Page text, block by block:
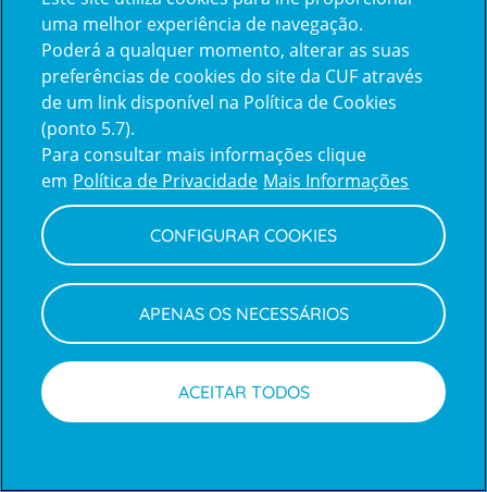
Inicie sessão com a Apple
Centro de Apoio ao Cliente | Política de Privacidade e Cookies
uma melhor experiência de navegação.
Poderá a qualquer momento, alterar as suas
preferências de cookies do site da CUF através
de um link disponível na Política de Cookies
(ponto 5.7).
Para consultar mais informações clique
em Política de Privacidade Mais Informações
CONFIGURAR COOKIES
APENAS OS NECESSÁRIOS
ACEITAR TODOS